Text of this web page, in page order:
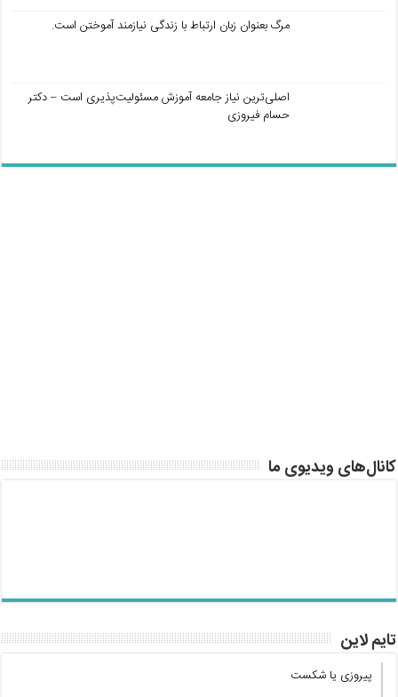
مرگ بعنوان زبان ارتباط با زندگی نیازمند آموختن است.
اصلی‌ترین نیاز جامعه آموزش مسئولیت‌پذیری است – دکتر
حسام فیروزی
کانال‌های ویدیوی ما
تایم لاین
پیروزی یا شکست